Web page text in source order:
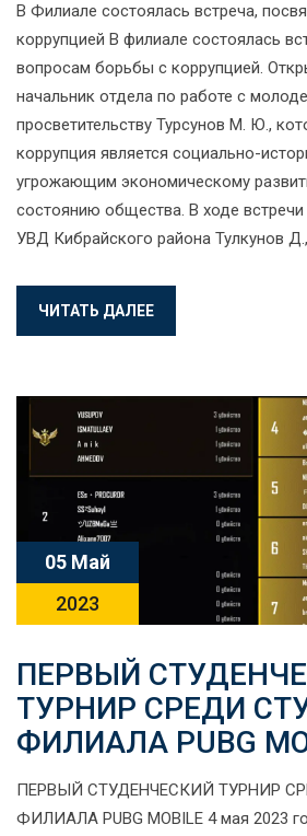
В Филиале состоялась встреча,
коррупцией В филиале состоялась
вопросам борьбы с коррупцией.
начальник отдела по работе с
просветительству Турсунов М. Ю.,
коррупция является социально-
угрожающим экономическому
состоянию общества. В ходе встречи
УВД Кибрайского района Тулкунов
ЧИТАТЬ ДАЛЕЕ
05 Май
2023
ПЕРВЫЙ
ТУРНИР СРЕДИ
ФИЛИАЛА PUBG
ПЕРВЫЙ СТУДЕНЧЕСКИЙ ТУРНИР
ФИЛИАЛА PUBG MOBILE 4 мая 2023